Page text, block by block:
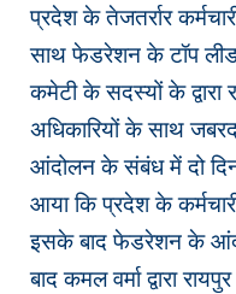
प्रदेश के तेजतर्रार
साथ फेडरेशन के टॉप
कमेटी के सदस्यों के द्वारा
अधिकारियों के साथ
आंदोलन के संबंध में दो
आया कि प्रदेश के
इसके बाद फेडरेशन के
बाद कमल वर्मा द्वारा